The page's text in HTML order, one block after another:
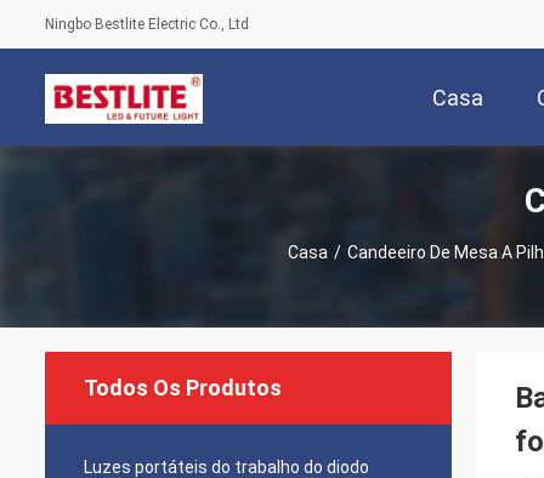
Ningbo Bestlite Electric Co., Ltd
Casa
Casa / Candeeiro De Mesa A
Todos Os Produtos
Luzes portáteis do trabalho do diodo